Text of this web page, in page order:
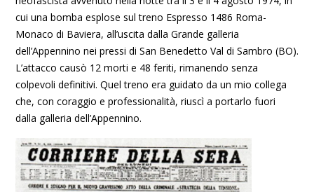
cui una bomba esplose sul treno Espresso 1486 Roma-
Monaco di Baviera, all’uscita dalla Grande galleria
dell’Appennino nei pressi di San Benedetto Val di Sambro (BO).
L’attacco causò 12 morti e 48 feriti, rimanendo senza
colpevoli definitivi. Quel treno era guidato da un mio collega
che, con coraggio e professionalità, riuscì a portarlo fuori
dalla galleria dell’Appennino.